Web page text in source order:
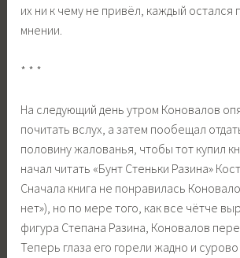
их ни к чему не привёл, каждый остался
мнении.
* * *
На следующий день утром Коновалов
почитать вслух, а затем пообещал
половину жалованья, чтобы тот купил
начал читать «Бунт Стеньки Разина»
Сначала книга не понравилась
нет»), но по мере того, как все чётче
фигура Степана Разина, Коновалов
Теперь глаза его горели жадно и